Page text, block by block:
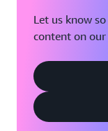
Let us know
content on our